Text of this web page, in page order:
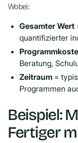
Wobei:
Gesamter Wert
quantifizierter
Beratung,
Zeitraum =
Programmen
Beispiel:
Fertiger